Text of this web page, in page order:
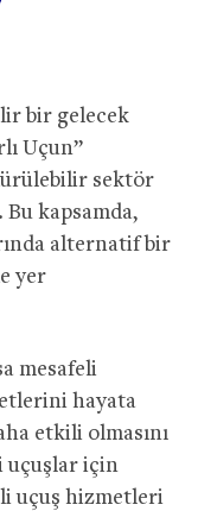
bir gelecek
Uçun”
sektör
Bu kapsamda,
alternatif bir
yer
mesafeli
hayata
etkili olmasını
uçuşlar için
uçuş hizmetleri